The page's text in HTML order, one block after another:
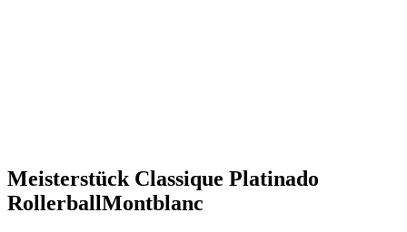
Meisterstück Classique Platinado
RollerballMontblanc